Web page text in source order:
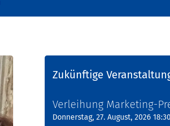
Zukünftige
Verleihung Marketing-
Donnerstag, 27. August, 2026